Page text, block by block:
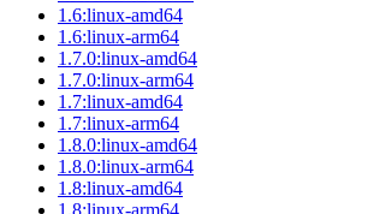
1.6:linux-amd64
1.6:linux-arm64
1.7.0:linux-amd64
1.7.0:linux-arm64
1.7:linux-amd64
1.7:linux-arm64
1.8.0:linux-amd64
1.8.0:linux-arm64
1.8:linux-amd64
1.8:linux-arm64